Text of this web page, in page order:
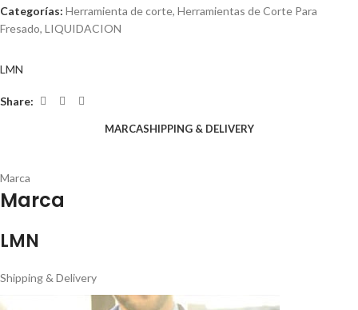
Categorías: Herramienta de corte, Herramientas de Corte Para
Fresado, LIQUIDACION
LMN
Share:
MARCASHIPPING & DELIVERY
Marca
Marca
LMN
Shipping & Delivery